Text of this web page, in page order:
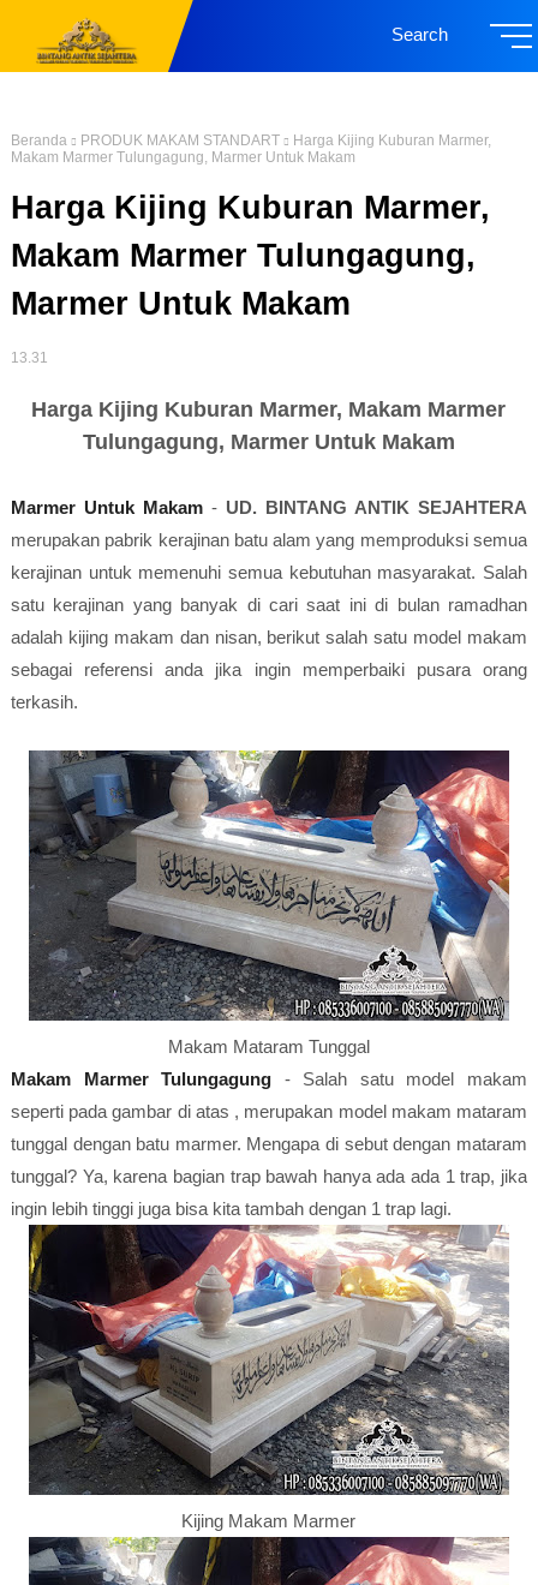
Search
Beranda PRODUK MAKAM STANDART
Harga Kijing Kuburan Marmer,
Makam Marmer Tulungagung, Marmer Untuk Makam
Harga Kijing Kuburan Marmer,
Makam Marmer Tulungagung,
Marmer Untuk Makam
13.31
Harga Kijing Kuburan Marmer, Makam Marmer
Tulungagung, Marmer Untuk Makam
Marmer Untuk Makam- UD. BINTANG ANTIK SEJAHTERA
merupakan pabrik kerajinan batu alam yang memproduksi semua
kerajinan untuk memenuhi semua kebutuhan masyarakat. Salah
satu kerajinan yang banyak di cari saat ini di bulan ramadhan
adalah kijing makam dan nisan, berikut salah satu model makam
sebagai referensi anda jika ingin memperbaiki pusara orang
terkasih.
Makam Mataram Tunggal
Makam Marmer Tulungagung - Salah satu model makam
seperti pada gambar di atas , merupakan model makam mataram
tunggal dengan batu marmer. Mengapa di sebut dengan mataram
tunggal? Ya, karena bagian trap bawah hanya ada ada 1 trap, jika
ingin lebih tinggi juga bisa kita tambah dengan 1 trap lagi.
Kijing Makam Marmer